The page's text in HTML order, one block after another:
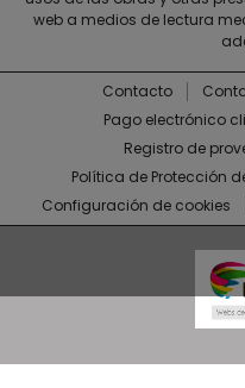
web a medios de lectura
Contacto
Pago electrónico
Registro de
Política de Protección
Configuración de cookies